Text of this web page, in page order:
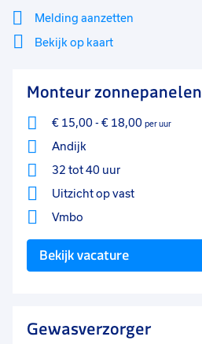
Vast 16
Tijdelijk 7
Uren per week 0
37 - 40+ uur
25 - 32 uur 33
17 - 24 uur 2
0 - 8 uur 2
Melding aanzetten
Bekijk op kaart
Filter
Sluiten
Monteur zonnepanelen
€ 15,00- € 18,00 per uur
Andijk
32 tot 40 uur
Uitzicht op vast
Vmbo
Bekijk vacature
Gewasverzorger